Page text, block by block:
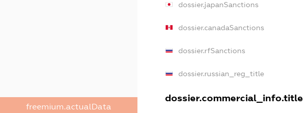
freemium.actualData
dossier.japanSanctions
dossier.canadaSanctions
dossier.rfSanctions
dossier.russian_reg_title
dossier.commercial_info.title